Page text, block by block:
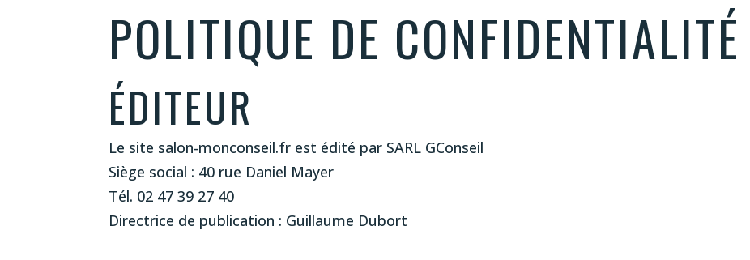
POLITIQUE DE CONFIDENTIALITÉ
ÉDITEUR
Le site salon-monconseil.fr est édité par SARL GConseil
Siège social : 40 rue Daniel Mayer
Tél. 02 47 39 27 40
Directrice de publication : Guillaume Dubort